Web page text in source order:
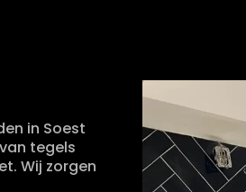
in Soest
tegels
Wij zorgen